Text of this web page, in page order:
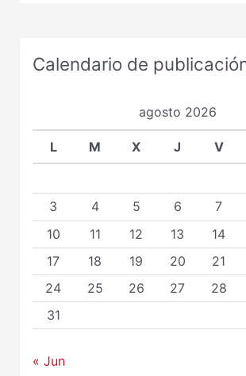
Calendario de
agosto 2026
L M X J V
3
4 5 6 7
10
11 12 13 14
17
18 19 20 21
24
25 26 27 28
31
« Jun